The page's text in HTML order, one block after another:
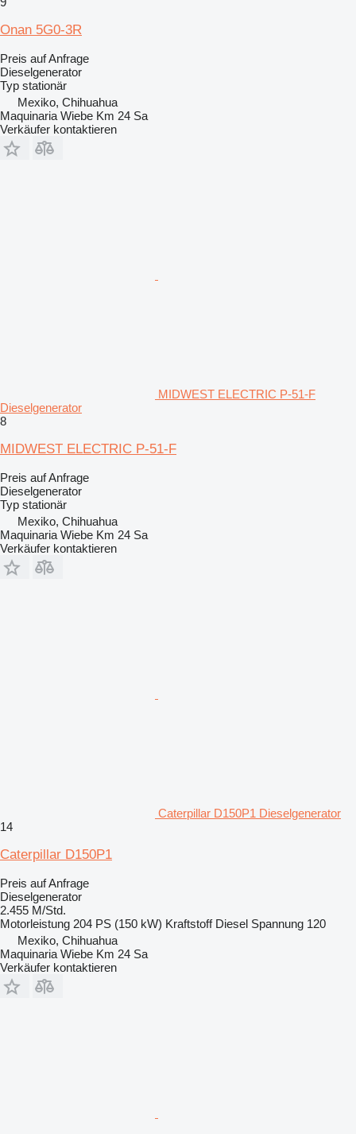
Onan 5G0-3R
Preis auf Anfrage
Dieselgenerator
Typ stationär
Mexiko, Chihuahua
Maquinaria Wiebe Km 24 Sa
Verkäufer kontaktieren
MIDWEST ELECTRIC P-51-F
Dieselgenerator
8
MIDWEST ELECTRIC P-51-F
Preis auf Anfrage
Dieselgenerator
Typ stationär
Mexiko, Chihuahua
Maquinaria Wiebe Km 24 Sa
Verkäufer kontaktieren
Caterpillar D150P1 Dieselgenerator
14
Caterpillar D150P1
Preis auf Anfrage
Dieselgenerator
2.455 M/Std.
Motorleistung 204 PS (150 kW) Kraftstoff Diesel Spannung 120
Mexiko, Chihuahua
Maquinaria Wiebe Km 24 Sa
Verkäufer kontaktieren